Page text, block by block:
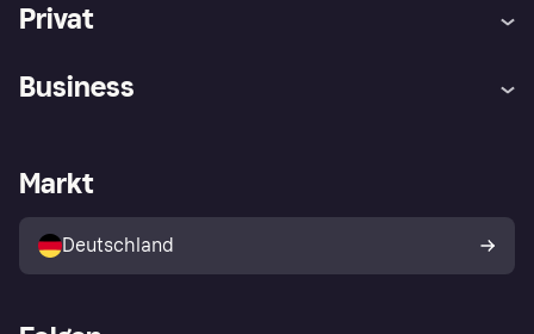
Privat
Klarna App
Shops entdecken
Käuferschutzrichtlinie
Dein Widerrufsrecht
Business
Händlerportal
Markt
Deutschland